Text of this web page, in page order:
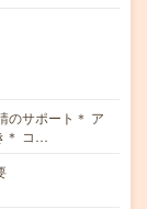
のサポート＊ ア
＊ コ…